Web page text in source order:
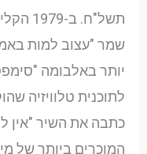
שמר "עצוב למות
יותר באלבומה
כתבה את השיר "אין
המוכרים ביותר של